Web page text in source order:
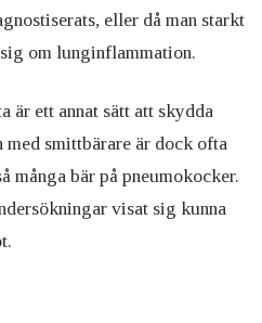
eller då man starkt
om lunginflammation.
är ett annat sätt att skydda
smittbärare är dock ofta
många bär på pneumokocker.
visat sig kunna